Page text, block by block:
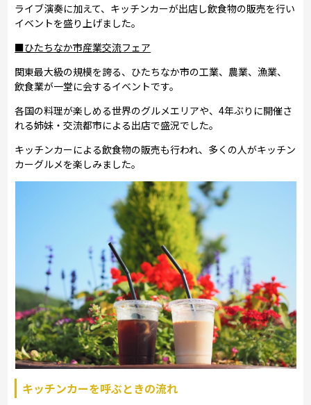
ライブ演奏に加えて、キッチンカーが出店し飲食物の販売を行い
イベントを盛り上げました。
■ひたちなか市産業交流フェア
関東最大級の規模を誇る、ひたちなか市の工業、農業、漁業、
飲食業が一堂に会するイベントです。
各国の料理が楽しめる世界のグルメエリアや、4年ぶりに開催さ
れる姉妹・交流都市による出店で盛況でした。
キッチンカーによる飲食物の販売も行われ、多くの人がキッチン
カーグルメを楽しみました。
キッチンカーを呼ぶときの流れ